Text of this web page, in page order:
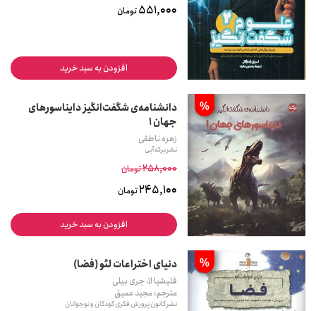
551,000تومان
افزودن به سبد خرید
%
دانشنامه‌ی شگفت‌انگیز دایناسورهای
جهان ۱
زهره ناطقی
نشر برکه آبی
258,000تومان
245,100تومان
افزودن به سبد خرید
% دنیای اختراعات لئو (فضا)
فلیشیا لا، جری بیلی
مترجم: مجید عمیق
نشر کانون پرورش فکری کودکان و نوجوانان